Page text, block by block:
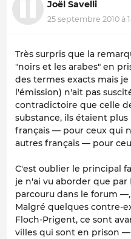
Joël Savelli
25 septembre 2010 à
Très surpris que la
"noirs et les arabes" en
des termes exacts mais
l'émission) n'ait pas
contradictoire que celle
substance, ils étaient
français — pour ceux qui
autres français — pour
C'est oublier le principal
je n'ai vu aborder que par
parcouru dans le forum —,
Malgré quelques contre-
Floch-Prigent, ce sont
villes qui sont en prison